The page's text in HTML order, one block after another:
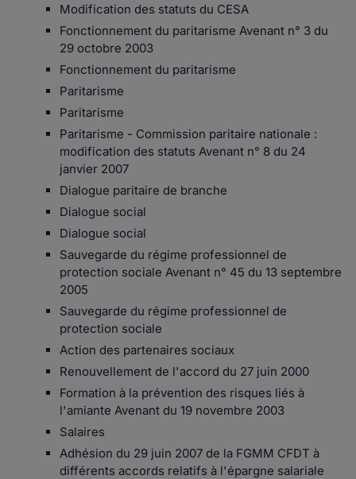
Modification des statuts du CESA
Fonctionnement du paritarisme Avenant n° 3 du
29 octobre 2003
Fonctionnement du paritarisme
Paritarisme
Paritarisme
Paritarisme - Commission paritaire nationale :
modification des statuts Avenant n° 8 du 24
janvier 2007
Dialogue paritaire de branche
Dialogue social
Dialogue social
Sauvegarde du régime professionnel de
protection sociale Avenant n° 45 du 13 septembre
2005
Sauvegarde du régime professionnel de
protection sociale
Action des partenaires sociaux
Renouvellement de l'accord du 27 juin 2000
Formation à la prévention des risques liés à
l'amiante Avenant du 19 novembre 2003
Salaires
Adhésion du 29 juin 2007 de la FGMM CFDT à
différents accords relatifs à l'épargne salariale